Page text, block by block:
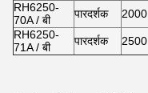
RH6250-
70A / बी
पारदर्शक 2000
RH6250-
71A / बी
पारदर्शक 2500